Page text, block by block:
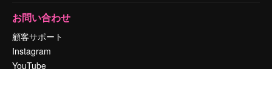
お問い合わせ
顧客サポート
Instagram
YouTube